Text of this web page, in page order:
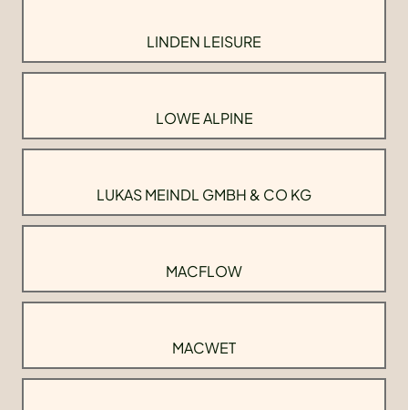
LINDEN LEISURE
LOWE ALPINE
LUKAS MEINDL GMBH & CO KG
MACFLOW
MACWET